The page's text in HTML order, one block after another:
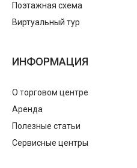
Поэтажная схема
Виртуальный тур
ИНФОРМАЦИЯ
О торговом центре
Аренда
Полезные статьи
Сервисные центры